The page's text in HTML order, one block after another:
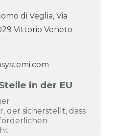
di Veglia, Via
Vittorio Veneto
in der EU
der sicherstellt, dass